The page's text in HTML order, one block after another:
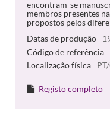
encontram-se
membros presentes
propostos pelos
Datas de produção
Código de referência
Localização física
Registo completo